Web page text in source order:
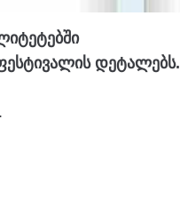
დეტალებს.